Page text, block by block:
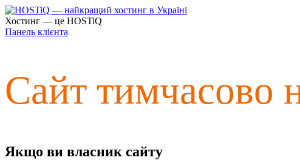
Хостинг — це HOSTiQ
Панель клієнта
Сайт тимчасово
Якщо ви власник сайту